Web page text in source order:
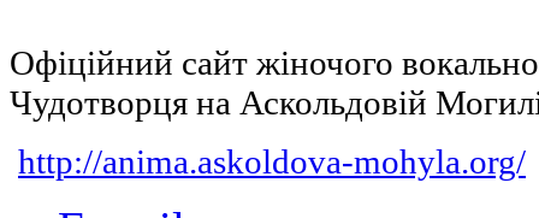
Офіційний сайт жіночого
Чудотворця на Аскольдовій
http://anima.askoldova-mohyla.org/